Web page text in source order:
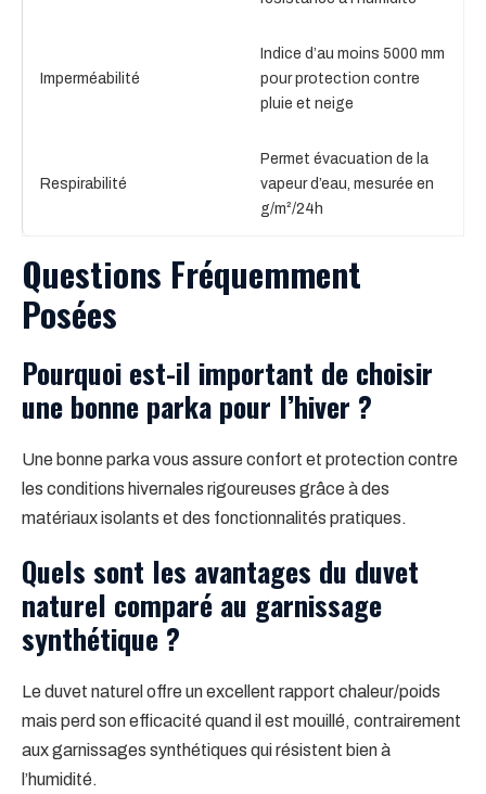
Imperméabilité
Indice d’au moins 5000 mm
pour protection contre
pluie et neige
Respirabilité
Permet évacuation de la
vapeur d’eau, mesurée en
g/m²/24h
Questions Fréquemment
Posées
Pourquoi est-il important de choisir
une bonne parka pour l’hiver ?
Une bonne parka vous assure confort et protection contre
les conditions hivernales rigoureuses grâce à des
matériaux isolants et des fonctionnalités pratiques.
Quels sont les avantages du duvet
naturel comparé au garnissage
synthétique ?
Le duvet naturel offre un excellent rapport chaleur/poids
mais perd son efficacité quand il est mouillé, contrairement
aux garnissages synthétiques qui résistent bien à
l’humidité.